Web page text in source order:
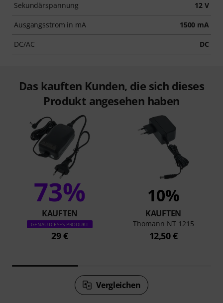
Sekundärspannung 12 V
Ausgangsstrom in mA 1500 mA
DC/AC DC
Das kauften Kunden, die sich dieses
Produkt angesehen haben
73%
KAUFTEN
GENAU DIESES PRODUKT
29 €
10%
KAUFTEN
Thomann NT 1215
12,50 €
Vergleichen